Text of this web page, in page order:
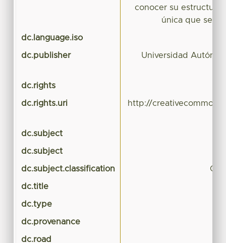
conocer su estructura
única que se
dc.language.iso
dc.publisher Universidad
dc.rights
dc.rights.uri http://
dc.subject
dc.subject
dc.subject.classification
dc.title
dc.type
dc.provenance
dc.road